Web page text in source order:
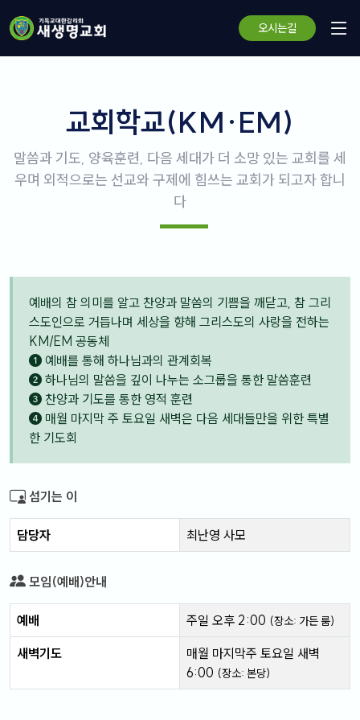
오시는길
교회학교(KM·EM)
말씀과 기도, 양육훈련, 다음 세대가 더 소망 있는 교회를 세
우며 외적으로는 선교와 구제에 힘쓰는 교회가 되고자 합니
다
예배의 참 의미를 알고 찬양과 말씀의 기쁨을 깨닫고, 참 그리
스도인으로 거듭나며 세상을 향해 그리스도의 사랑을 전하는
KM/EM 공동체
예배를 통해 하나님과의 관계회복
하나님의 말씀을 깊이 나누는 소그룹을 통한 말씀훈련
찬양과 기도를 통한 영적 훈련
매월 마지막 주 토요일 새벽은 다음 세대들만을 위한 특별
한 기도회
섬기는 이
담당자 최난영 사모
모임(예배)안내
예배 주일 오후 2:00 (장소: 가든 룸)
새벽기도
매월 마지막주 토요일 새벽
6:00 (장소: 본당)